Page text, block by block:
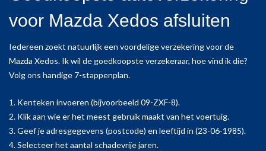
voor Mazda Xedos afsluiten
Iedereen zoekt natuurlijk een voordelige verzekering voor de
Mazda Xedos. Ik wil de goedkoopste verzekeraar, hoe vind ik die?
Volg ons handige 7-stappenplan.
1. Kenteken invoeren (bijvoorbeeld 09-ZXF-8).
2. Klik aan wie er het meest gebruik maakt van het voertuig.
3. Geef je adresgegevens (postcode) en leeftijd in (23-06-1985).
4. Selecteer het aantal schadevrije jaren.